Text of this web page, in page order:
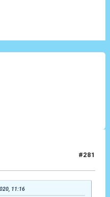
#281
11:16